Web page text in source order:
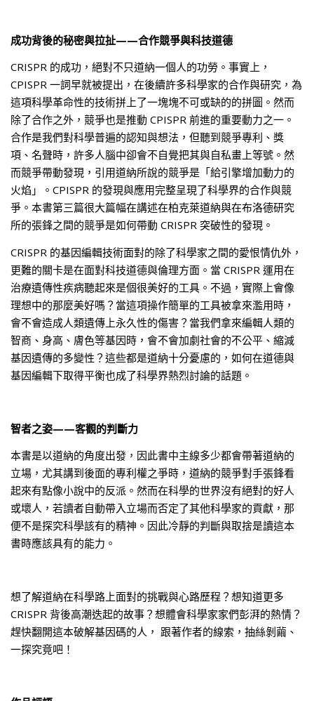
成功背後的秘密與拉扯——合作競爭與科技道德
CRISPR 的成功，絕對不只道納一個人的功勞。事實上，
CPISPR 一詞早就被提出，在後續許多科學家的合作與研究，為
這項科學革命性的技術拼上了一塊塊不可或缺的的拼圖。然而
除了合作之外，競爭也是推動 CPISPR 前進的重要動力之一。
合作是我們對科學普遍的認知與想法，但聽到競爭專利、獎
項、名聲時，許多人腦中卻會不自覺把其與自私畫上等號。然
而競爭帶動發現，引用道納所說的競爭是「給引擎增加動力的
火焰」。CPISPR 的發現與應用完整呈現了科學界的合作與競
爭。本書第三篇很大篇幅在講述在柏克萊道納與在布洛德研究
所的張鋒之間的競爭是如何帶動 CRISPR 突破性的發現。
CRISPR 的基因編輯技術面對的除了科學家之間的愛恨情仇外，
更難的關卡是在面對科技道德與倫理方面。當 CRISPR 運用在
治療遺傳性疾病聽起來是個很美好的工具。不過，實際上會像
理想中的那麼美好嗎？當這項操作簡單的工具被拿來濫用時，
會不會造成人類遺傳上永久性的傷害？當我們拿來編輯人類的
智商、身高、膚色等基因時，會不會加劇社會的不公平、縮減
基因遺傳的多變性？這些都是道納十分憂慮的，如何在道德與
基因編輯下取得平衡也成了科學界熱烈討論的話題。
智者之姿——客觀的判斷力
本書是以道納的角度出發，因此書中主線多少都會帶著道納的
立場，尤其講到後面的專利權之爭時，道納的競爭對手張鋒看
起來有點像小說中的反派。然而在科學的世界沒有絕對的好人
或壞人，若讀者自動帶入立場而否定了其他科學家的貢獻，那
便不是探究科學該有的精神。因此冷靜的判斷與取捨是讀這本
書時應該具有的能力。
想了解道納在科學路上面對的挑戰與心路歷程？想知道更多
CRISPR 背後高潮迭起的故事？想體會科學家家們彭湃的熱情？
趕快翻開這本破解基因碼的人， 跟著作者的線索，抽絲剝繭、
一探究竟吧！